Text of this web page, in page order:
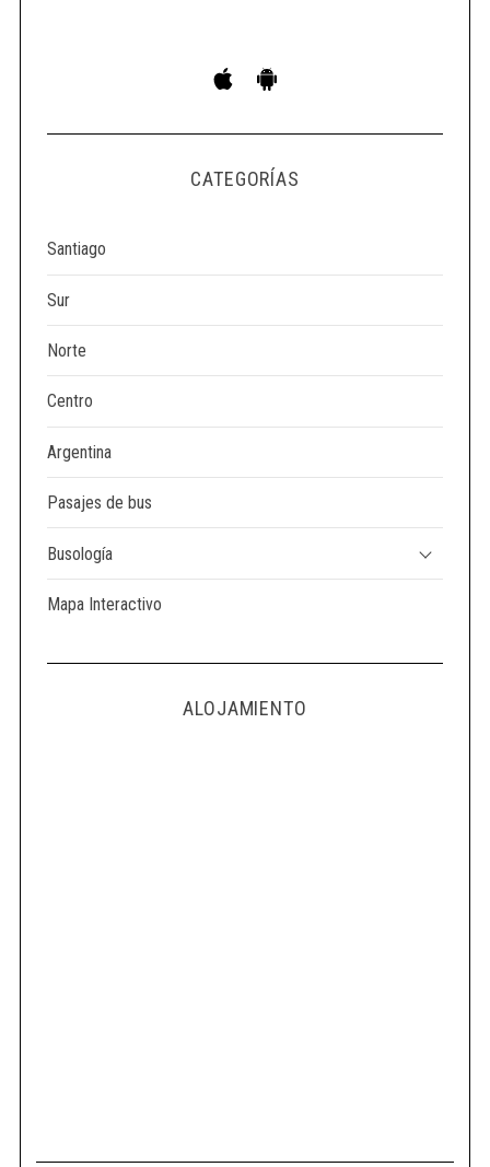
CATEGORÍAS
Santiago
Sur
Norte
Centro
Argentina
Pasajes de bus
Busología
Mapa Interactivo
ALOJAMIENTO
r
: